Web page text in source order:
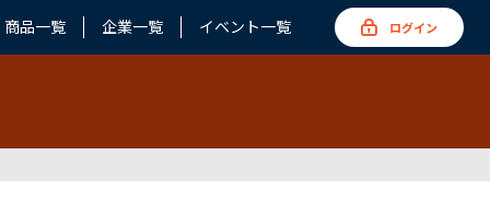
商品一覧 企業一覧 イベント一覧 ログイン